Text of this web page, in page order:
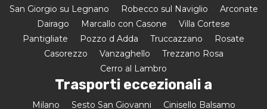
San Giorgio su Legnano
Robecco sul Naviglio
Arconate
Dairago
Marcallo con Casone
Villa Cortese
Pantigliate
Pozzo d Adda Truccazzano
Rosate
Casorezzo
Vanzaghello
Trezzano Rosa
Cerro al Lambro
Trasporti eccezionali a
Milano Sesto San Giovanni
Cinisello Balsamo